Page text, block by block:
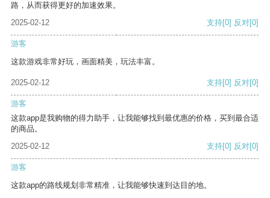
路，从而获得更好的加速效果。
2025-02-12
支持[0] 反对[0]
游客
这款游戏非常好玩，画面精美，玩法丰富。
2025-02-12 支持[0] 反对[0]
游客
这款app是我购物的得力助手，让我能够找到最优惠的价格，买到最合适
的商品。
2025-02-12
支持[0] 反对[0]
游客
这款app的路线规划非常精准，让我能够快速到达目的地。